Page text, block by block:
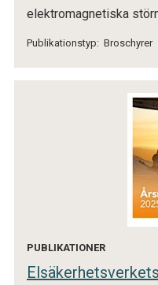
elektromagnetiska
Publikationstyp: Broschyrer
PUBLIKATIONER